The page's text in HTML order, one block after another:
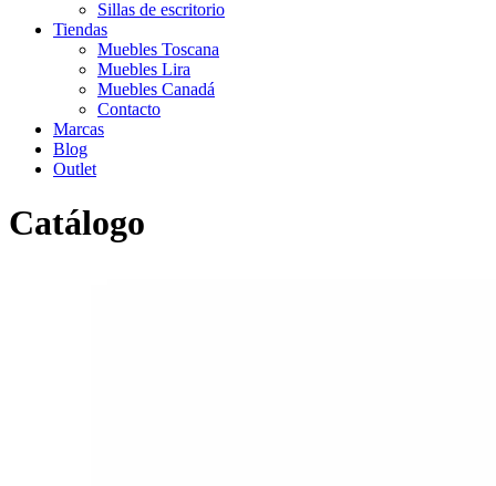
Sillas de escritorio
Tiendas
Muebles Toscana
Muebles Lira
Muebles Canadá
Contacto
Marcas
Blog
Outlet
Catálogo